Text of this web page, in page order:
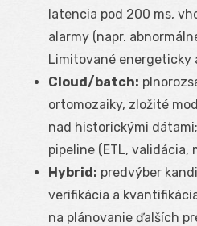
latencia pod 200 ms,
alarmy (napr.
Limitované energeticky
Cloud/batch:
ortomozaiky, zložité
nad historickými
pipeline (ETL, validácia,
Hybrid: predvýber
verifikácia a
na plánovanie ďalších